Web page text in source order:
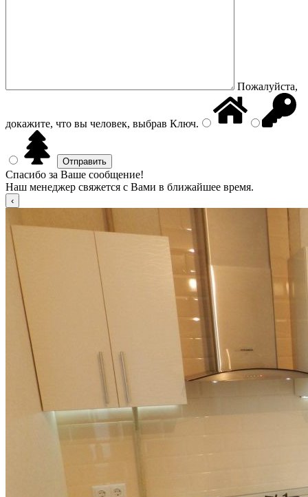
Пожалуйста,
докажите, что вы человек, выбрав Ключ.
Спасибо за Ваше сообщение!
Наш менеджер свяжется с Вами в ближайшее время.